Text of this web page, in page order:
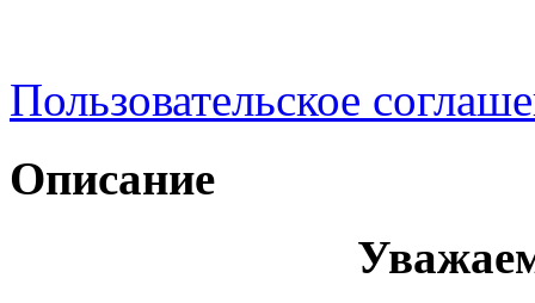
Пользовательское
Описание